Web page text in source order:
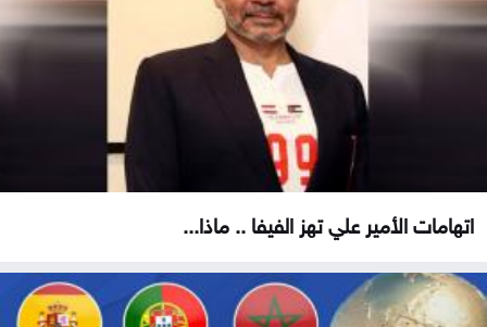
اتهامات الأمير علي تهز الفيفا .. ماذا...